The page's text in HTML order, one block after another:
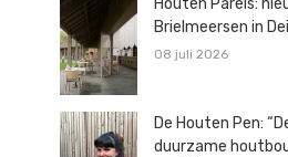
Brielmeersen in
08 juli 2026
De Houten Pen:
duurzame